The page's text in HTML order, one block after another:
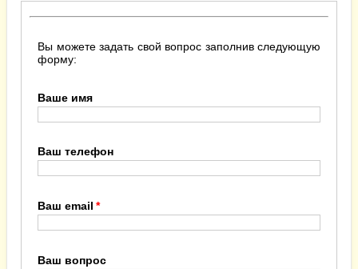
Вы можете задать свой вопрос заполнив следующую
форму:
Ваше имя
Ваш телефон
Ваш email
Ваш вопрос